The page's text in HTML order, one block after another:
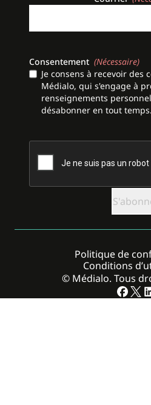
Consentement (Nécessaire)
Je consens à recevoir des
Médialo, qui s'engage à
renseignements
désabonner en tout temps.
CAPTCHA
© Médialo. Tous
Politique de
Conditions